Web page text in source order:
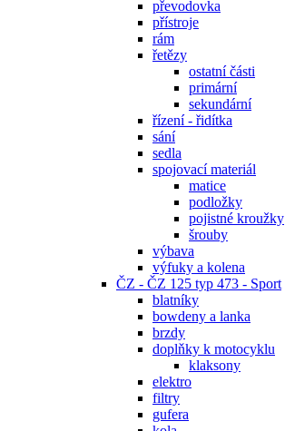
převodovka
přístroje
rám
řetězy
ostatní části
primární
sekundární
řízení - řidítka
sání
sedla
spojovací materiál
matice
podložky
pojistné kroužky
šrouby
výbava
výfuky a kolena
ČZ - ČZ 125 typ 473 - Sport
blatníky
bowdeny a lanka
brzdy
doplňky k motocyklu
klaksony
elektro
filtry
gufera